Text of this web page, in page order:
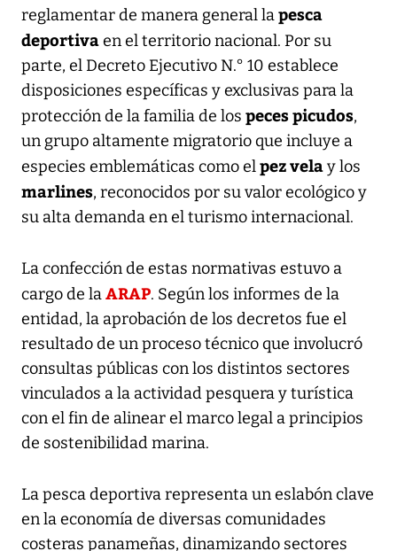
reglamentar de manera general lapesca
deportivaen el territorio nacional. Por su
parte, el Decreto Ejecutivo N.° 10 establece
disposiciones específicas y exclusivas para la
protección de la familia de los peces picudos,
un grupo altamente migratorio que incluye a
especies emblemáticas como elpez velay los
marlines, reconocidos por su valor ecológico y
su alta demanda en el turismo internacional.
La confección de estas normativas estuvo a
cargo de laARAP. Según los informes de la
entidad, la aprobación de los decretos fue el
resultado de un proceso técnico que involucró
consultas públicas con los distintos sectores
vinculados a la actividad pesquera y turística
con el fin de alinear el marco legal a principios
de sostenibilidad marina.
La pesca deportiva representa un eslabón clave
en la economía de diversas comunidades
costeras panameñas, dinamizando sectores